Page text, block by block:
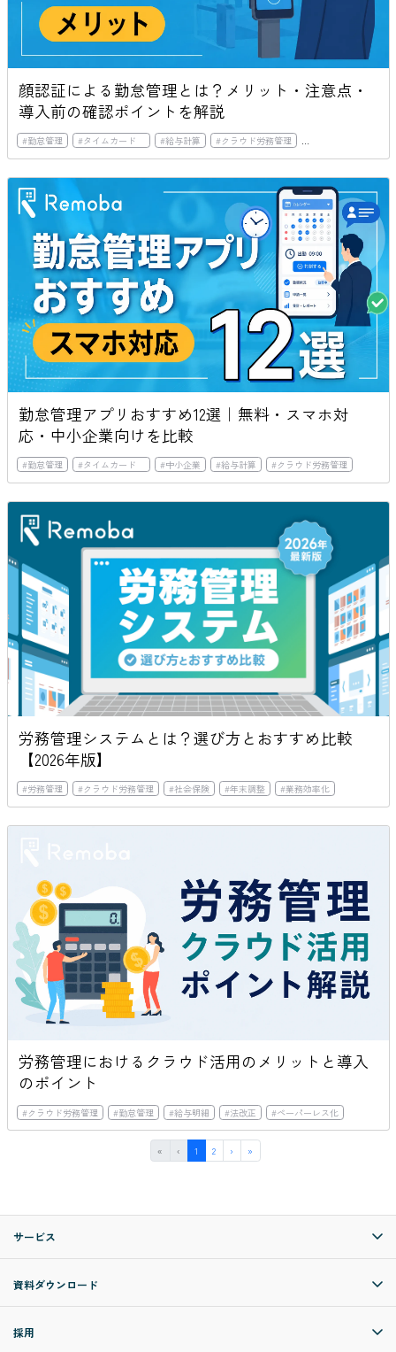
顔認証による勤怠管理とは？メリット・注意点・
導入前の確認ポイントを解説
#勤怠管理 #タイムカード #給与計算 #クラウド労務管理 #
勤怠管理アプリおすすめ12選｜無料・スマホ対
応・中小企業向けを比較
#勤怠管理 #タイムカード #中小企業 #給与計算 #クラウド労務管理
労務管理システムとは？選び方とおすすめ比較
【2026年版】
#労務管理 #クラウド労務管理 #社会保険 #年末調整 #業務効率化
労務管理におけるクラウド活用のメリットと導入
のポイント
#クラウド労務管理 #勤怠管理 #給与明細 #法改正 #ペーパーレス化
« First‹ Previous
1 (current)
2 › Next»
サービス
資料ダウンロード
採用